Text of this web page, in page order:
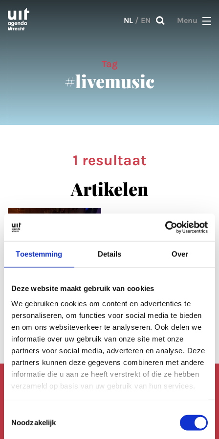
Toestemming Details Over
Deze website maakt gebruik van cookies
We gebruiken cookies om content en advertenties te
personaliseren, om functies voor social media te bieden
en om ons websiteverkeer te analyseren. Ook delen we
informatie over uw gebruik van onze site met onze
partners voor social media, adverteren en analyse. Deze
partners kunnen deze gegevens combineren met andere
informatie die u aan ze heeft verstrekt of die ze hebben
verzameld op basis van uw gebruik van hun services.
Noodzakelijk
Skip to main content
NL / EN Menu
Tag
#livemusic
1 resultaat
Artikelen
Elektron: Longing
Resilience
Mis niks!
Schrijf je in voor de